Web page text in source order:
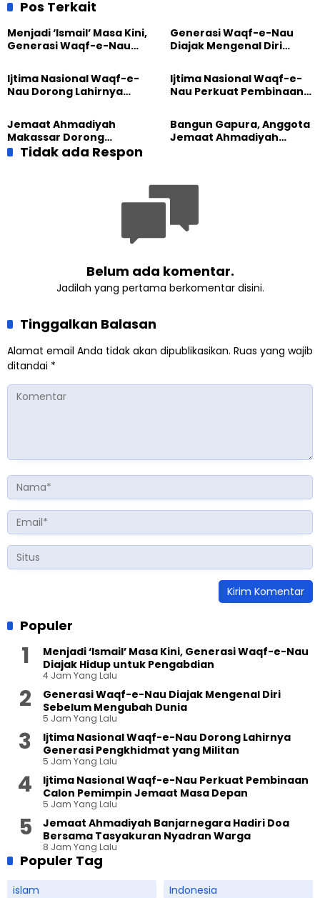
Pos Terkait
Menjadi ‘Ismail’ Masa Kini,
Generasi Waqf-e-Nau
Pengabdian
Generasi Waqf-e-Nau
Diajak Mengenal Diri
Dunia
Ijtima Nasional Waqf-e-
Nau Dorong Lahirnya
Ijtima Nasional Waqf-e-
Nau Perkuat Pembinaan
Jemaat Ahmadiyah
Makassar Dorong
Kesadaran Lingkungan
Lewat Edukasi Ekoteologi
Bangun Gapura, Anggota
Jemaat Ahmadiyah
Tidak ada Respon
Belum ada komentar.
Jadilah yang pertama berkomentar disini.
Tinggalkan Balasan
Alamat email Anda tidak akan dipublikasikan. Ruas yang wajib
ditandai *
Populer
Menjadi ‘Ismail’ Masa Kini, Generasi Waqf-e-Nau
Diajak Hidup untuk Pengabdian
4 Jam Yang Lalu
Generasi Waqf-e-Nau Diajak Mengenal Diri
Sebelum Mengubah Dunia
5 Jam Yang Lalu
Ijtima Nasional Waqf-e-Nau Dorong Lahirnya
Generasi Pengkhidmat yang Militan
5 Jam Yang Lalu
Ijtima Nasional Waqf-e-Nau Perkuat Pembinaan
Calon Pemimpin Jemaat Masa Depan
5 Jam Yang Lalu
Jemaat Ahmadiyah Banjarnegara Hadiri Doa
Bersama Tasyakuran Nyadran Warga
8 Jam Yang Lalu
Populer Tag
islam
Indonesia